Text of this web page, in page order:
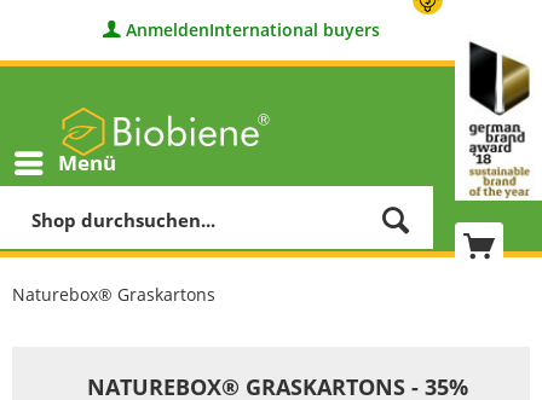
AnmeldenInternational buyers
Menü
Naturebox® Graskartons
NATUREBOX® GRASKARTONS - 35%